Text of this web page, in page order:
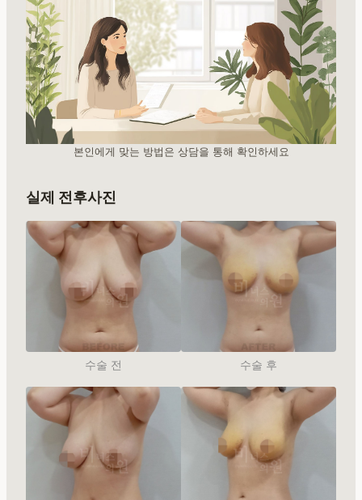
본인에게 맞는 방법은 상담을 통해 확인하세요
실제 전후사진
수술 전 수술 후